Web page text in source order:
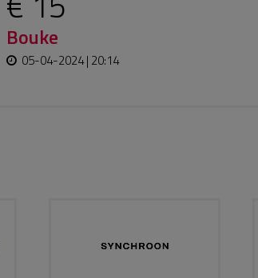
Bouke
05-04-2024 | 20:14